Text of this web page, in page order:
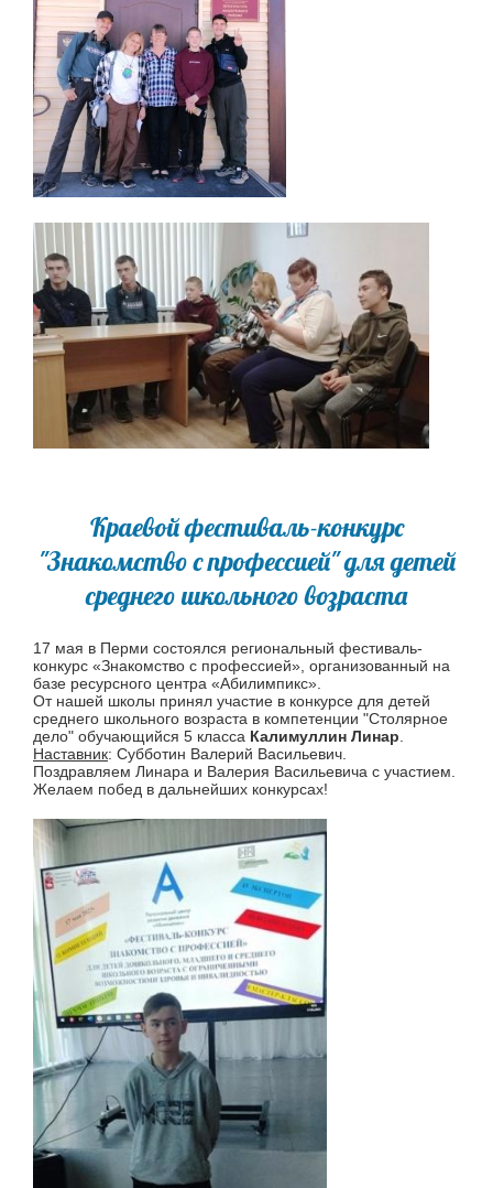
Краевой фестиваль-конкурс
"Знакомство с профессией" для детей
среднего школьного возраста
17 мая в Перми состоялся региональный фестиваль-
конкурс «Знакомство с профессией», организованный на
базе ресурсного центра «Абилимпикс».
От нашей школы принял участие в конкурсе для детей
среднего школьного возраста в компетенции "Столярное
дело" обучающийся 5 класса Калимуллин Линар.
Наставник: Субботин Валерий Васильевич.
Поздравляем Линара и Валерия Васильевича с участием.
Желаем побед в дальнейших конкурсах!